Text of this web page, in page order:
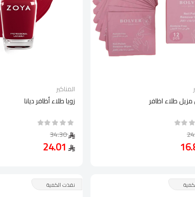
مزيل طلاء اظافر
المناكير
زويا طلاء أظافر ديانا
34.30
24.01
نفذت الكمية